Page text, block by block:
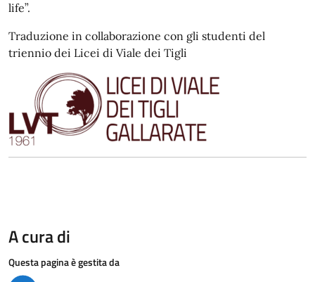
life”.
Traduzione in collaborazione con gli studenti del
triennio dei Licei di Viale dei Tigli
A cura di
Questa pagina è gestita da